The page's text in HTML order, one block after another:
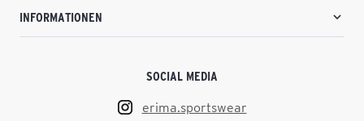
INFORMATIONEN
SOCIAL MEDIA
erima.sportswear